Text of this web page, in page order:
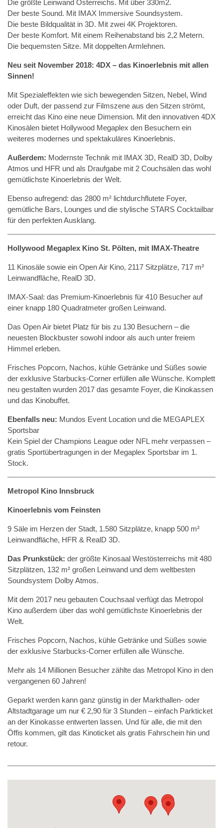
Die größte Leinwand Österreichs. Mit über 330m2.
Der beste Sound. Mit IMAX Immersive Soundsystem.
Die beste Bildqualität in 3D. Mit zwei 4K Projektoren.
Der beste Komfort. Mit einem Reihenabstand bis 2,2 Metern.
Die bequemsten Sitze. Mit doppelten Armlehnen.
Neu seit November 2018: 4DX – das Kinoerlebnis mit allen
Sinnen!
Mit Spezialeffekten wie sich bewegenden Sitzen, Nebel, Wind
oder Duft, der passend zur Filmszene aus den Sitzen strömt,
erreicht das Kino eine neue Dimension. Mit den innovativen 4DX
Kinosälen bietet Hollywood Megaplex den Besuchern ein
weiteres modernes und spektakuläres Kinoerlebnis.
Außerdem: Modernste Technik mit IMAX 3D, RealD 3D, Dolby
Atmos und HFR und als Draufgabe mit 2 Couchsälen das wohl
gemütlichste Kinoerlebnis der Welt.
Ebenso aufregend: das 2800 m² lichtdurchflutete Foyer,
gemütliche Bars, Lounges und die stylische STARS Cocktailbar
für den perfekten Ausklang.
Hollywood Megaplex Kino St. Pölten, mit IMAX-Theatre
11 Kinosäle sowie ein Open Air Kino, 2117 Sitzplätze, 717 m²
Leinwandfläche, RealD 3D.
IMAX-Saal: das Premium-Kinoerlebnis für 410 Besucher auf
einer knapp 180 Quadratmeter großen Leinwand.
Das Open Air bietet Platz für bis zu 130 Besuchern – die
neuesten Blockbuster sowohl indoor als auch unter freiem
Himmel erleben.
Frisches Popcorn, Nachos, kühle Getränke und Süßes sowie
der exklusive Starbucks-Corner erfüllen alle Wünsche. Komplett
neu gestalten wurden 2017 das gesamte Foyer, die Kinokassen
und das Kinobuffet.
Ebenfalls neu: Mundos Event Location und die MEGAPLEX
Sportsbar
Kein Spiel der Champions League oder NFL mehr verpassen –
gratis Sportübertragungen in der Megaplex Sportsbar im 1.
Stock.
Metropol Kino Innsbruck
Kinoerlebnis vom Feinsten
9 Säle im Herzen der Stadt, 1.580 Sitzplätze, knapp 500 m²
Leinwandfläche, HFR & RealD 3D.
Das Prunkstück: der größte Kinosaal Westösterreichs mit 480
Sitzplätzen, 132 m² großen Leinwand und dem weltbesten
Soundsystem Dolby Atmos.
Mit dem 2017 neu gebauten Couchsaal verfügt das Metropol
Kino außerdem über das wohl gemütlichste Kinoerlebnis der
Welt.
Frisches Popcorn, Nachos, kühle Getränke und Süßes sowie
der exklusive Starbucks-Corner erfüllen alle Wünsche.
Mehr als 14 Millionen Besucher zählte das Metropol Kino in den
vergangenen 60 Jahren!
Geparkt werden kann ganz günstig in der Markthallen- oder
Altstadtgarage um nur € 2,90 für 3 Stunden – einfach Parkticket
an der Kinokasse entwerten lassen. Und für alle, die mit den
Öffis kommen, gilt das Kinoticket als gratis Fahrschein hin und
retour.